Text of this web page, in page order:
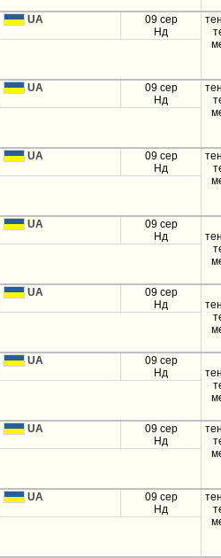
UA
09 сер
Нд
UA
09 сер
Нд
UA
09 сер
Нд
UA
09 сер
Нд
UA
09 сер
Нд
UA
09 сер
Нд
UA
09 сер
Нд
UA
09 сер
Нд